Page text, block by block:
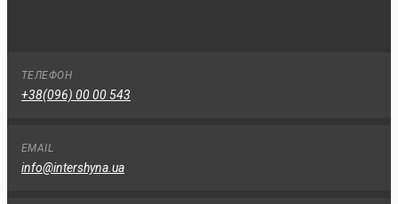
ТЕЛЕФОН
+38(096) 00 00 543
EMAIL
info@intershyna.ua